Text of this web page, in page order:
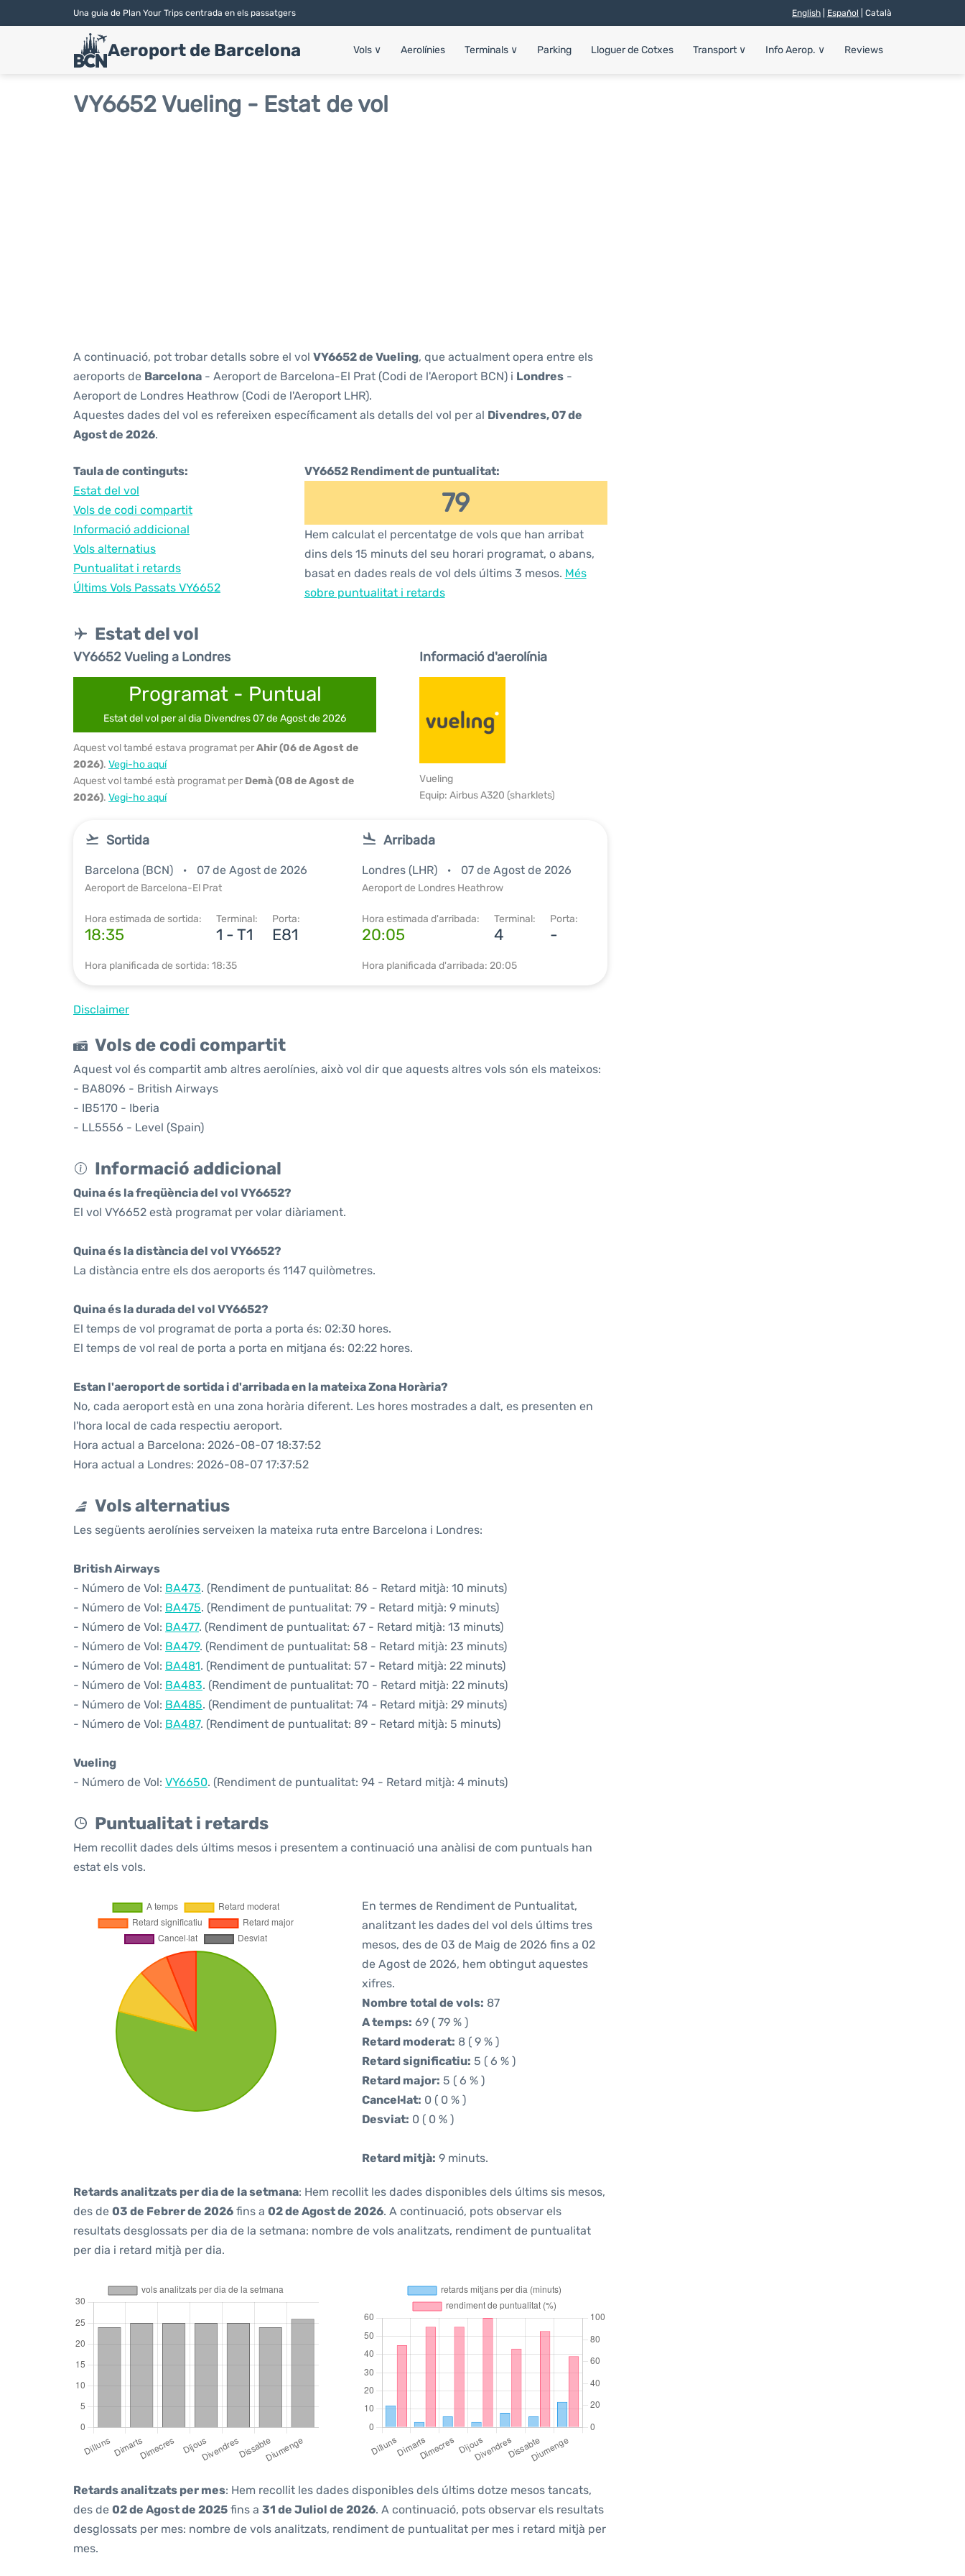
Una guia de Plan Your Trips centrada en els passatgers English Español | Català
Aeroport de Barcelona Vols ∨ Aerolínies Terminals ∨ Parking Lloguer de Cotxes Transport ∨ Info Aerop. ∨ Reviews
VY6652 Vueling - Estat de vol
A continuació, pot trobar detalls sobre el vol VY6652 de Vueling, que actualment opera entre els
aeroports de Barcelona - Aeroport de Barcelona-El Prat (Codi de l'Aeroport BCN) i Londres -
Aeroport de Londres Heathrow (Codi de l'Aeroport LHR).
Aquestes dades del vol es refereixen específicament als detalls del vol per al Divendres, 07 de
Agost de 2026.
Taula de continguts:
Estat del vol
Vols de codi compartit
Informació addicional
Vols alternatius
Puntualitat i retards
Últims Vols Passats VY6652
VY6652 Rendiment de puntualitat:
79
Hem calculat el percentatge de vols que han arribat
dins dels 15 minuts del seu horari programat, o abans,
basat en dades reals de vol dels últims 3 mesos. Més
sobre puntualitat i retards
Estat del vol
VY6652 Vueling a Londres
Programat - Puntual
Estat del vol per al dia Divendres 07 de Agost de 2026
Aquest vol també estava programat perAhir (06 de Agost de
2026). Vegi-ho aquí
Aquest vol també està programat per Demà (08 de Agost de
2026). Vegi-ho aquí
Informació d'aerolínia
Vueling
Equip: Airbus A320 (sharklets)
Sortida
Barcelona (BCN) 07 de Agost de 2026
Aeroport de Barcelona-El Prat
Hora estimada de sortida:
18:35
Terminal:
1 - T1
Porta:
E81
Hora planificada de sortida: 18:35
Arribada
Londres (LHR) 07 de Agost de 2026
Aeroport de Londres Heathrow
Hora estimada d'arribada:
20:05
Terminal:
4
Porta:
-
Hora planificada d'arribada: 20:05
Disclaimer
Vols de codi compartit
Aquest vol és compartit amb altres aerolínies, això vol dir que aquests altres vols són els mateixos:
- BA8096 - British Airways
- IB5170 - Iberia
- LL5556 - Level (Spain)
Informació addicional
Quina és la freqüència del vol VY6652?
El vol VY6652 està programat per volar diàriament.
Quina és la distància del vol VY6652?
La distància entre els dos aeroports és 1147 quilòmetres.
Quina és la durada del vol VY6652?
El temps de vol programat de porta a porta és: 02:30 hores.
El temps de vol real de porta a porta en mitjana és: 02:22 hores.
Estan l'aeroport de sortida i d'arribada en la mateixa Zona Horària?
No, cada aeroport està en una zona horària diferent. Les hores mostrades a dalt, es presenten en
l'hora local de cada respectiu aeroport.
Hora actual a Barcelona: 2026-08-07 18:37:52
Hora actual a Londres: 2026-08-07 17:37:52
Vols alternatius
Les següents aerolínies serveixen la mateixa ruta entre Barcelona i Londres:
British Airways
- Número de Vol: BA473. (Rendiment de puntualitat: 86 - Retard mitjà: 10 minuts)
- Número de Vol: BA475. (Rendiment de puntualitat: 79 - Retard mitjà: 9 minuts)
- Número de Vol: BA477. (Rendiment de puntualitat: 67 - Retard mitjà: 13 minuts)
- Número de Vol: BA479. (Rendiment de puntualitat: 58 - Retard mitjà: 23 minuts)
- Número de Vol: BA481. (Rendiment de puntualitat: 57 - Retard mitjà: 22 minuts)
- Número de Vol: BA483. (Rendiment de puntualitat: 70 - Retard mitjà: 22 minuts)
- Número de Vol: BA485. (Rendiment de puntualitat: 74 - Retard mitjà: 29 minuts)
- Número de Vol: BA487. (Rendiment de puntualitat: 89 - Retard mitjà: 5 minuts)
Vueling
- Número de Vol: VY6650. (Rendiment de puntualitat: 94 - Retard mitjà: 4 minuts)
Puntualitat i retards
Hem recollit dades dels últims mesos i presentem a continuació una anàlisi de com puntuals han
estat els vols.
En termes de Rendiment de Puntualitat,
analitzant les dades del vol dels últims tres
mesos, des de 03 de Maig de 2026 fins a 02
de Agost de 2026, hem obtingut aquestes
xifres.
Nombre total de vols: 87
A temps: 69 ( 79 % )
Retard moderat: 8 ( 9 % )
Retard significatiu: 5 ( 6 % )
Retard major: 5 ( 6 % )
Cancel·lat: 0 ( 0 % )
Desviat: 0 ( 0 % )
Retard mitjà: 9 minuts.
Retards analitzats per dia de la setmana: Hem recollit les dades disponibles dels últims sis mesos,
des de 03 de Febrer de 2026 fins a 02 de Agost de 2026. A continuació, pots observar els
resultats desglossats per dia de la setmana: nombre de vols analitzats, rendiment de puntualitat
per dia i retard mitjà per dia.
Retards analitzats per mes: Hem recollit les dades disponibles dels últims dotze mesos tancats,
des de 02 de Agost de 2025 fins a 31 de Juliol de 2026. A continuació, pots observar els resultats
desglossats per mes: nombre de vols analitzats, rendiment de puntualitat per mes i retard mitjà per
mes.